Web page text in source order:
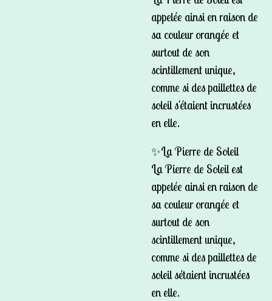
appelée ainsi en raison de
sa couleur orangée et
surtout de son
scintillement unique,
comme si des paillettes de
soleil s'étaient incrustées
en elle.
✨La Pierre de Soleil
La Pierre de Soleil est
appelée ainsi en raison de
sa couleur orangée et
surtout de son
scintillement unique,
comme si des paillettes de
soleil sétaient incrustées
en elle.